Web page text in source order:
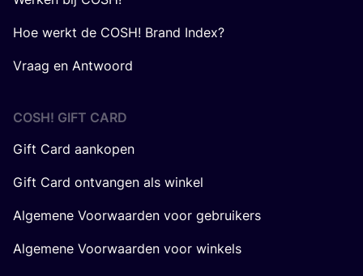
Hoe werkt de COSH! Brand Index?
Vraag en Antwoord
COSH! GIFT CARD
Gift Card aankopen
Gift Card ontvangen als winkel
Algemene Voorwaarden voor gebruikers
Algemene Voorwaarden voor winkels